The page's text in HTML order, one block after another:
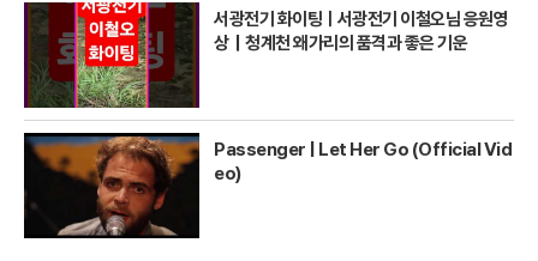
서광전기 화이팅ㅣ서광전기 이철오님 응원영
상｜청계천 왜가리의 품격과 좋은 기운
Passenger | Let Her Go (Official Vid
eo)